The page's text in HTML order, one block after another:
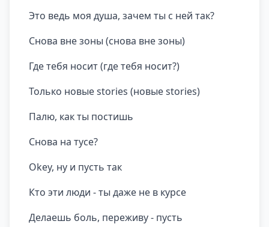
Это ведь моя душа, зачем ты с ней так?
Снова вне зоны (снова вне зоны)
Где тебя носит (где тебя носит?)
Только новые stories (новые stories)
Палю, как ты постишь
Снова на тусе?
Оkey, ну и пусть так
Кто эти люди - ты даже не в курсе
Делаешь боль, переживу - пусть